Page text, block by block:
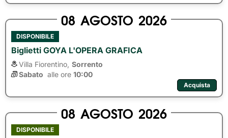
08 AGOSTO 2026
DISPONIBILE
Biglietti GOYA L'OPERA GRAFICA
Villa Fiorentino, Sorrento
Sabato alle ore 10:00
Acquista
08 AGOSTO 2026
DISPONIBILE